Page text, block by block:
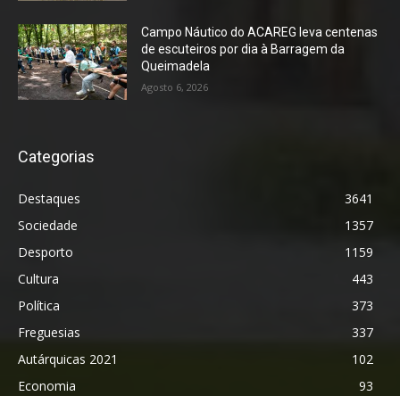
Campo Náutico do ACAREG leva centenas
de escuteiros por dia à Barragem da
Queimadela
Agosto 6, 2026
Categorias
Destaques
3641
Sociedade
1357
Desporto
1159
Cultura
443
Política
373
Freguesias
337
Autárquicas 2021
102
Economia
93